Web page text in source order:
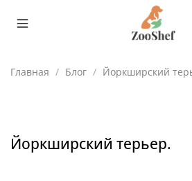
Главная Блог Йоркширский
Йоркширский терьер.